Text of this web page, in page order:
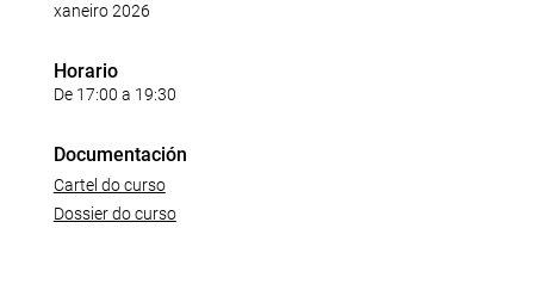
xaneiro 2026
Horario
De 17:00 a 19:30
Documentación
Cartel do curso
Dossier do curso